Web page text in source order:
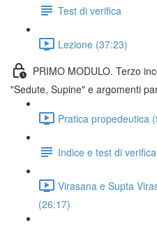
Test di verifica
Lezione (37:23)
PRIMO MODULO. Terzo
"Sedute, Supine" e argomenti
Pratica propedeutica
Indice e test di verifica
Virasana e Supta
(26:17)